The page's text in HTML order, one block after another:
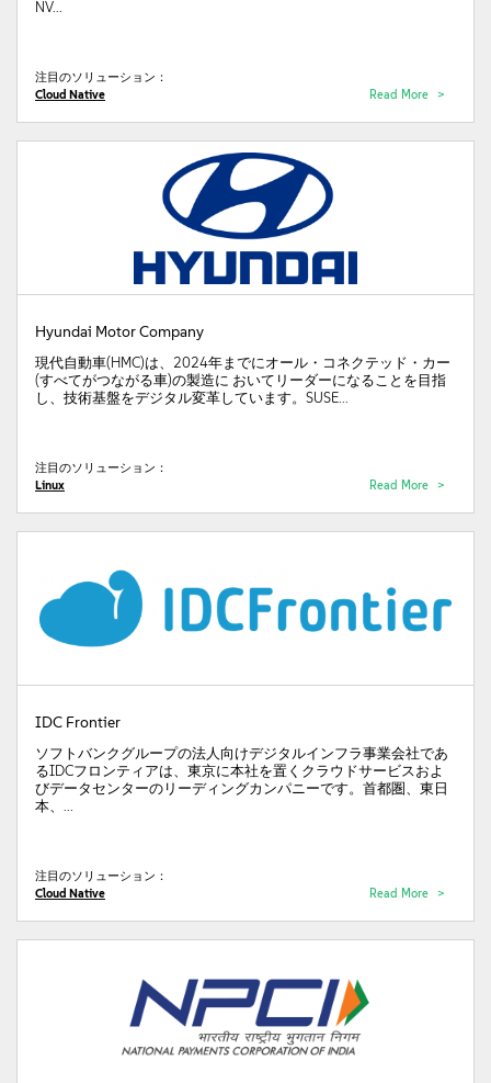
NV...
注目のソリューション：
Cloud Native
Read More
Hyundai Motor Company
現代自動車(HMC)は、2024年までにオール・コネクテッド・カー
(すべてがつながる車)の製造に おいてリーダーになることを目指
し、技術基盤をデジタル変革しています。SUSE...
注目のソリューション：
Linux
Read More
IDC Frontier
ソフトバンクグループの法人向けデジタルインフラ事業会社であ
るIDCフロンティアは、東京に本社を置くクラウドサービスおよ
びデータセンターのリーディングカンパニーです。首都圏、東日
本、...
注目のソリューション：
Cloud Native
Read More